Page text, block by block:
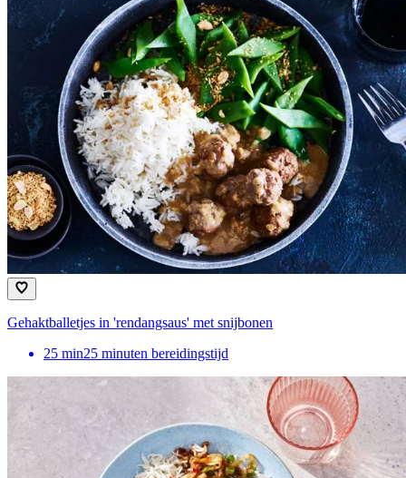
Gehaktballetjes in 'rendangsaus' met snijbonen
25 min25 minuten bereidingstijd